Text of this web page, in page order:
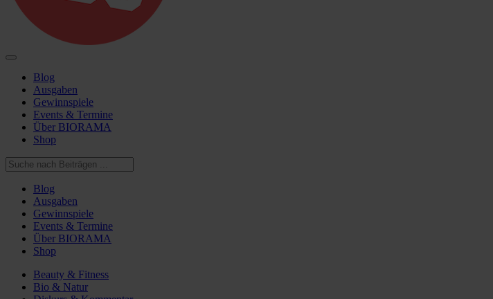
Blog
Ausgaben
Gewinnspiele
Events & Termine
Über BIORAMA
Shop
Blog
Ausgaben
Gewinnspiele
Events & Termine
Über BIORAMA
Shop
Beauty & Fitness
Bio & Natur